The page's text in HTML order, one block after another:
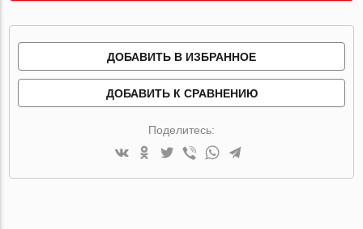
ДОБАВИТЬ В ИЗБРАННОЕ
ДОБАВИТЬ К СРАВНЕНИЮ
Поделитесь: